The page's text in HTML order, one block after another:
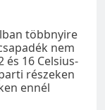
többnyire
nem
16 Celsius-
részeken
ennél